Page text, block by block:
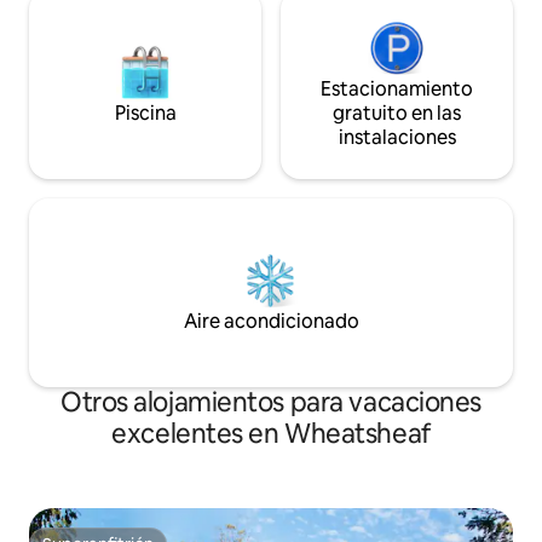
Piscina
Estacionamiento
gratuito en las
instalaciones
Aire acondicionado
Otros alojamientos para vacaciones
excelentes en Wheatsheaf